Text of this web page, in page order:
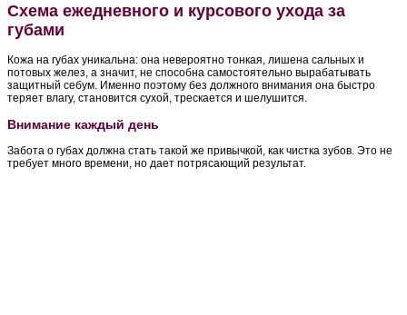
Схема ежедневного и курсового ухода за
губами
Кожа на губах уникальна: она невероятно тонкая, лишена сальных и
потовых желез, а значит, не способна самостоятельно вырабатывать
защитный себум. Именно поэтому без должного внимания она быстро
теряет влагу, становится сухой, трескается и шелушится.
Внимание каждый день
Забота о губах должна стать такой же привычкой, как чистка зубов. Это не
требует много времени, но дает потрясающий результат.